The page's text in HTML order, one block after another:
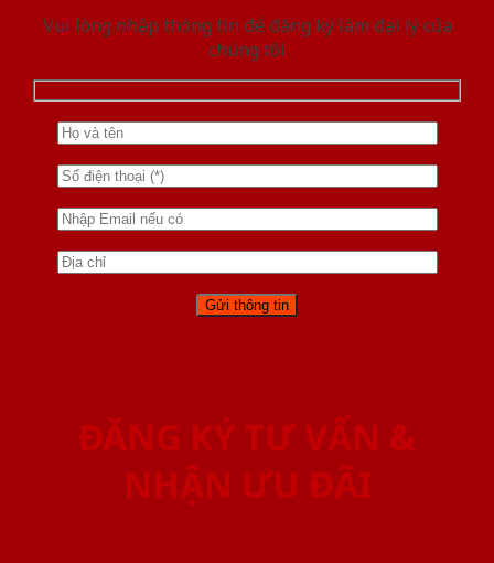
Vui lòng nhập thông tin để đăng ký làm đại lý của
chúng tôi
ĐĂNG KÝ TƯ VẤN &
NHẬN ƯU ĐÃI